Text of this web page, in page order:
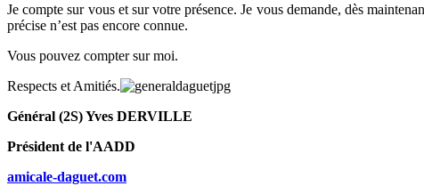
Je compte sur vous et sur votre présence. Je vous demande, dès
précise n’est pas encore connue.
Vous pouvez compter sur moi.
Respects et Amitiés.
Général (2S) Yves DERVILLE
Président de l'AADD
amicale-daguet.com